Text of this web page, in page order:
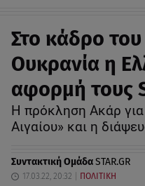
Στο κάδρο
Ουκρανία η
αφορμή τους
H πρόκληση Ακάρ
Αιγαίου» και η
Συντακτική ΟμάδαSTAR.GR
17.03.22, 20:32
ΠΟΛΙΤΙΚΗ